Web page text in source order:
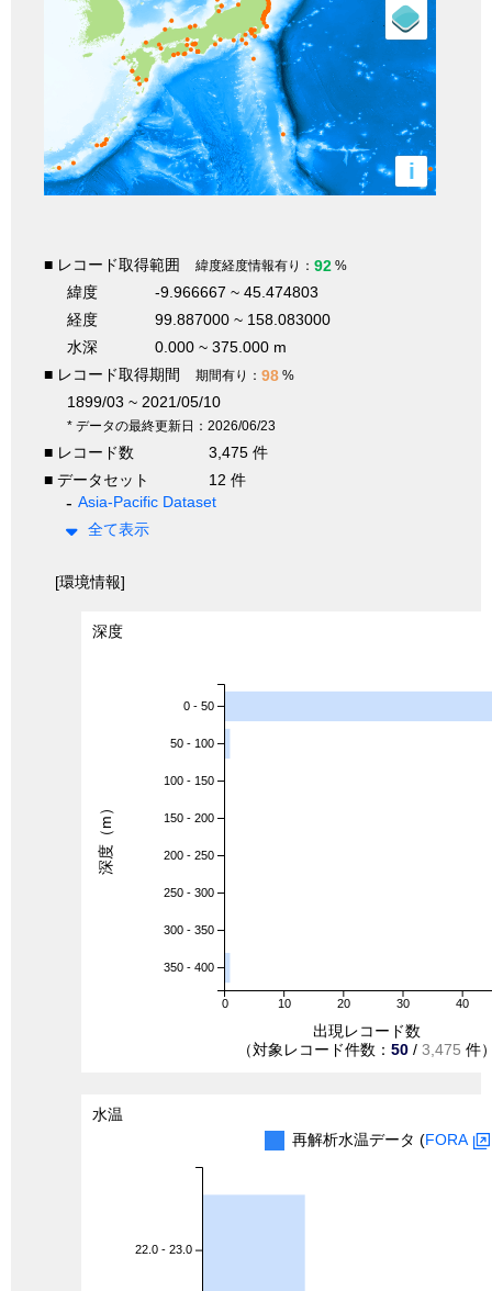
i
■ レコード取得範囲 緯度経度情報有り： 92 %
緯度
-9.966667 ~ 45.474803
経度
99.887000 ~ 158.083000
水深
0.000 ~ 375.000 m
■ レコード取得期間
期間有り： 98 %
1899/03 ~ 2021/05/10
* データの最終更新日：2026/06/23
■ レコード数
3,475 件
■ データセット
12 件
Asia-Pacific Dataset
全て表示
[環境情報]
深度
0 10 20 30 40
0 - 50
50 - 100
100 - 150
150 - 200
200 - 250
250 - 300
300 - 350
350 - 400
出現レコード数
（対象レコード件数： 50 / 3,475 件
深度（m）
水温
再解析水温データ (FORA
22.0 - 23.0